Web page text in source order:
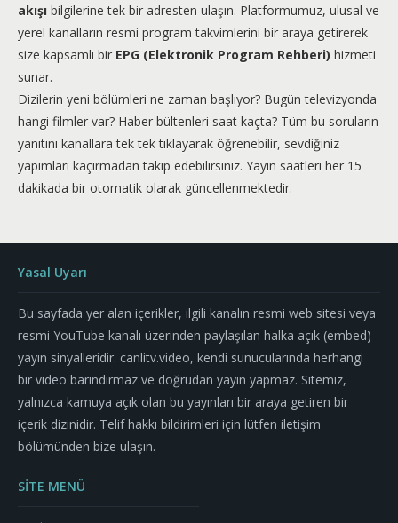
akışı bilgilerine tek bir adresten ulaşın. Platformumuz, ulusal ve
yerel kanalların resmi program takvimlerini bir araya getirerek
size kapsamlı bir EPG (Elektronik Program Rehberi) hizmeti
sunar.
Dizilerin yeni bölümleri ne zaman başlıyor? Bugün televizyonda
hangi filmler var? Haber bültenleri saat kaçta? Tüm bu soruların
yanıtını kanallara tek tek tıklayarak öğrenebilir, sevdiğiniz
yapımları kaçırmadan takip edebilirsiniz. Yayın saatleri her 15
dakikada bir otomatik olarak güncellenmektedir.
Yasal Uyarı
Bu sayfada yer alan içerikler, ilgili kanalın resmi web sitesi veya
resmi YouTube kanalı üzerinden paylaşılan halka açık (embed)
yayın sinyalleridir. canlitv.video, kendi sunucularında herhangi
bir video barındırmaz ve doğrudan yayın yapmaz. Sitemiz,
yalnızca kamuya açık olan bu yayınları bir araya getiren bir
içerik dizinidir. Telif hakkı bildirimleri için lütfen iletişim
bölümünden bize ulaşın.
SİTE MENÜ